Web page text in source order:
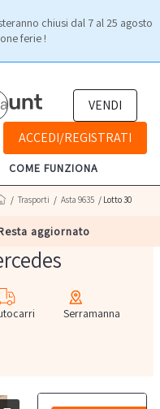
chiusi dal 7 al 25 agosto
ferie !
VENDI
ACCEDI/REGISTRATI
COME FUNZIONA
resta aggiornato
/ Trasporti / Asta 9635 / Lotto 30
Serramanna